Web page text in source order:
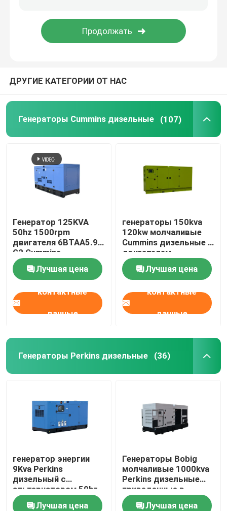
Генератор трейлера дизельный
ДРУГИЕ КАТЕГОРИИ ОТ НАС
Генераторы Cummins дизельные (107)
Генератор 125KVA
50hz 1500rpm
двигателя 6BTAA5.9-
G2 Cummins
дизельный
резервныйЛучшая цена
контактные
данные
генераторы 150kva
120kw молчаливые
Cummins дизельные с
двигателем
6BTAA5.9-G12
Лучшая цена
контактные
данные
Генераторы Perkins дизельные (36)
генератор энергии
9Kva Perkins
дизельный с
альтернатором 50hz
1500rpm Stamford
Лучшая цена
Генераторы Bobig
молчаливые 1000kva
Perkins дизельные
приведенные в
действие 4008TAG2A
Лучшая цена